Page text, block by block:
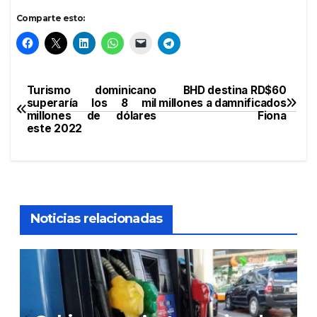
Comparte esto:
Navegación
de
BHD destina RD$60
millones a damnificados
Fiona
Turismo dominicano
superaría los 8 mil
millones de dólares
este 2022
Noticias relacionadas